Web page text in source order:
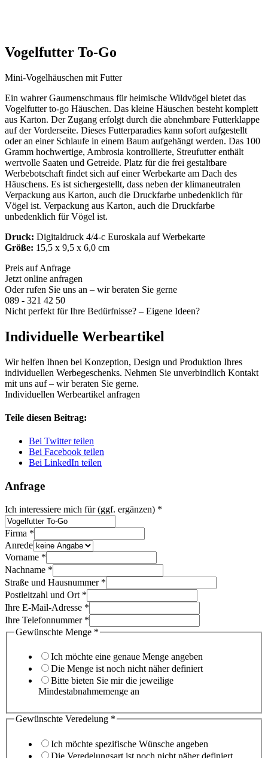
Vogelfutter To-Go
Mini-Vogelhäuschen mit Futter
Ein wahrer Gaumenschmaus für heimische Wildvögel bietet das
Vogelfutter to-go Häuschen. Das kleine Häuschen besteht komplett
aus Karton. Der Zugang erfolgt durch die abnehmbare Futterklappe
auf der Vorderseite. Dieses Futterparadies kann sofort aufgestellt
oder an einer Schlaufe in einem Baum aufgehängt werden. Das 100
Gramm hochwertige, Ambrosia kontrollierte, Streufutter enthält
wertvolle Saaten und Getreide. Platz für die frei gestaltbare
Werbebotschaft findet sich auf einer Werbekarte am Dach des
Häuschens. Es ist sichergestellt, dass neben der klimaneutralen
Verpackung aus Karton, auch die Druckfarbe unbedenklich für
Vögel ist. Verpackung aus Karton, auch die Druckfarbe
unbedenklich für Vögel ist.
Druck: Digitaldruck 4/4-c Euroskala auf Werbekarte
Größe: 15,5 x 9,5 x 6,0 cm
Preis auf Anfrage
Jetzt online anfragen
Oder rufen Sie uns an – wir beraten Sie gerne
089 - 321 42 50
Nicht perfekt für Ihre Bedürfnisse? – Eigene Ideen?
Individuelle Werbeartikel
Wir helfen Ihnen bei Konzeption, Design und Produktion Ihres
individuellen Werbegeschenks. Nehmen Sie unverbindlich Kontakt
mit uns auf – wir beraten Sie gerne.
Individuellen Werbeartikel anfragen
Teile diesen Beitrag:
Bei Twitter teilen
Bei Facebook teilen
Bei LinkedIn teilen
Anfrage
Ich interessiere mich für (ggf. ergänzen) *
Firma *
Anrede
Vorname *
Nachname *
Straße und Hausnummer *
Postleitzahl und Ort *
Ihre E-Mail-Adresse *
Ihre Telefonnummer *
Gewünschte Menge *
Ich möchte eine genaue Menge angeben
Die Menge ist noch nicht näher definiert
Bitte bieten Sie mir die jeweilige
Mindestabnahmemenge an
Gewünschte Veredelung *
Ich möchte spezifische Wünsche angeben
Die Veredelungsart ist noch nicht näher definiert